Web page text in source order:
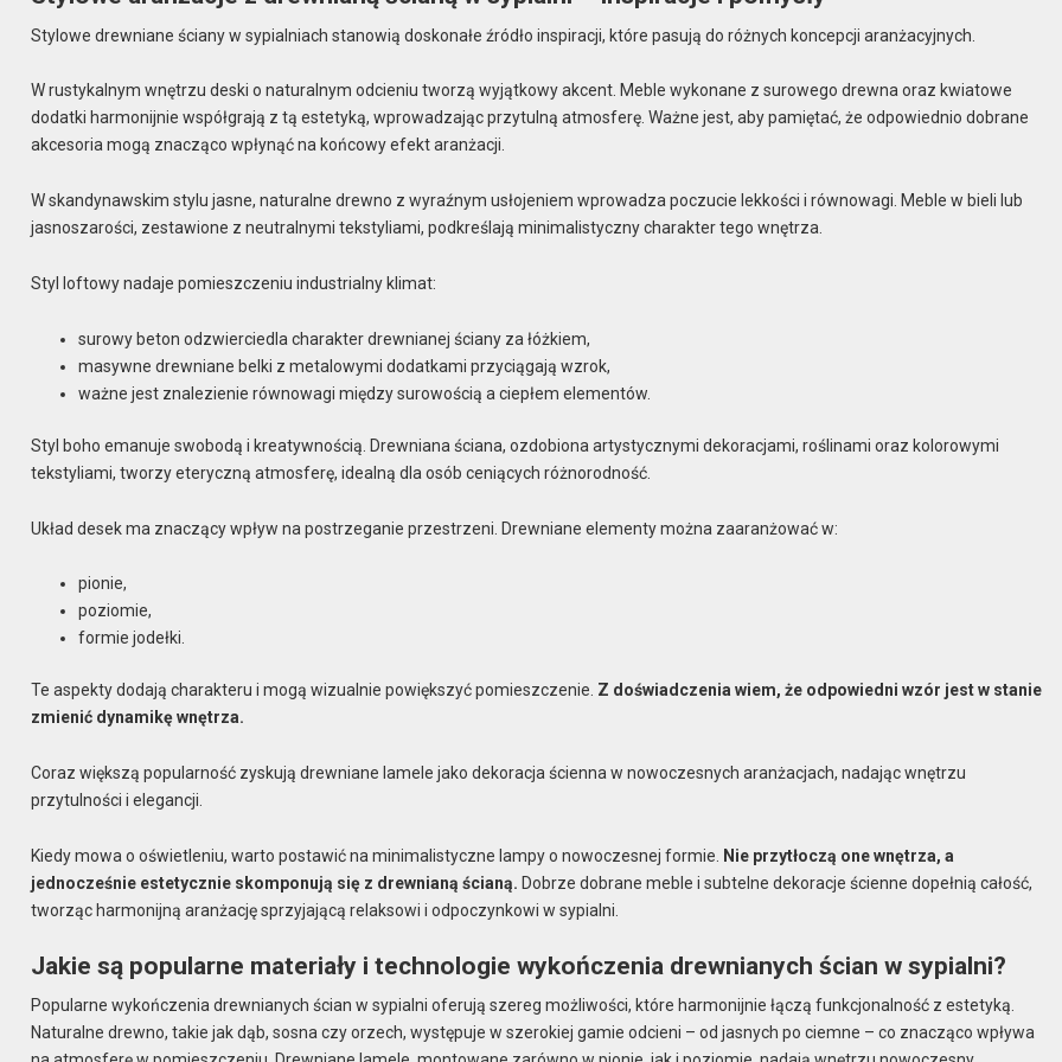
Stylowe drewniane ściany w sypialniach stanowią doskonałe źródło inspiracji, które pasują do różnych koncepcji aranżacyjnych.
W rustykalnym wnętrzu deski o naturalnym odcieniu tworzą wyjątkowy akcent. Meble wykonane z surowego drewna oraz kwiatowe
dodatki harmonijnie współgrają z tą estetyką, wprowadzając przytulną atmosferę. Ważne jest, aby pamiętać, że odpowiednio dobrane
akcesoria mogą znacząco wpłynąć na końcowy efekt aranżacji.
W skandynawskim stylu jasne, naturalne drewno z wyraźnym usłojeniem wprowadza poczucie lekkości i równowagi. Meble w bieli lub
jasnoszarości, zestawione z neutralnymi tekstyliami, podkreślają minimalistyczny charakter tego wnętrza.
Styl loftowy nadaje pomieszczeniu industrialny klimat:
surowy beton odzwierciedla charakter drewnianej ściany za łóżkiem,
masywne drewniane belki z metalowymi dodatkami przyciągają wzrok,
ważne jest znalezienie równowagi między surowością a ciepłem elementów.
Styl boho emanuje swobodą i kreatywnością. Drewniana ściana, ozdobiona artystycznymi dekoracjami, roślinami oraz kolorowymi
tekstyliami, tworzy eteryczną atmosferę, idealną dla osób ceniących różnorodność.
Układ desek ma znaczący wpływ na postrzeganie przestrzeni. Drewniane elementy można zaaranżować w:
pionie,
poziomie,
formie jodełki.
Te aspekty dodają charakteru i mogą wizualnie powiększyć pomieszczenie. Z doświadczenia wiem, że odpowiedni wzór jest w stanie
zmienić dynamikę wnętrza.
Coraz większą popularność zyskują drewniane lamele jako dekoracja ścienna w nowoczesnych aranżacjach, nadając wnętrzu
przytulności i elegancji.
Kiedy mowa o oświetleniu, warto postawić na minimalistyczne lampy o nowoczesnej formie.
Nie przytłoczą one wnętrza, a
jednocześnie estetycznie skomponują się z drewnianą ścianą. Dobrze dobrane meble i subtelne dekoracje ścienne dopełnią całość,
tworząc harmonijną aranżację sprzyjającą relaksowi i odpoczynkowi w sypialni.
Jakie są popularne materiały i technologie wykończenia drewnianych ścian w sypialni?
Popularne wykończenia drewnianych ścian w sypialni oferują szereg możliwości, które harmonijnie łączą funkcjonalność z estetyką.
Naturalne drewno, takie jak dąb, sosna czy orzech, występuje w szerokiej gamie odcieni – od jasnych po ciemne – co znacząco wpływa